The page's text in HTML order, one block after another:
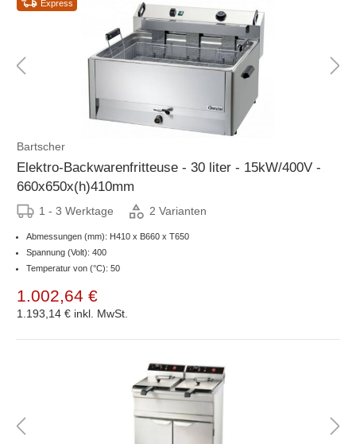
Express
Bartscher
Elektro-Backwarenfritteuse - 30 liter - 15kW/400V -
660x650x(h)410mm
1 - 3 Werktage 2 Varianten
Abmessungen (mm): H410 x B660 x T650
Spannung (Volt): 400
Temperatur von (°C): 50
1.002,64 €
1.193,14 € inkl. MwSt.